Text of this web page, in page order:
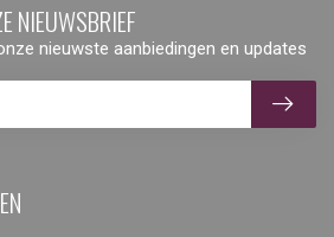
NIEUWSBRIEF
nieuwste aanbiedingen en updates